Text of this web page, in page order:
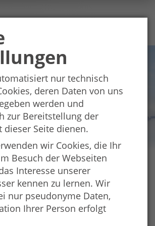
bei
Kern und Bürgermeister Norbert
und Vizepräsident der EUREGIO
Land – Traunstein, trafen
nur technisch
deren Daten von uns
werden und
zur Bereitstellung der
dieser Seite dienen.
wir Cookies, die Ihr
Besuch der Webseiten
Interesse unserer
kennen zu lernen. Wir
nur pseudonyme Daten,
Ihrer Person erfolgt